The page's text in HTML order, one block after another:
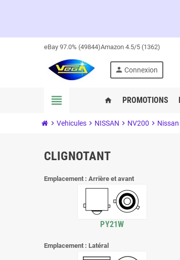
eBay 97.0% (49844)Amazon 4.5/5 (1362)
person Connexion
view_headline home PROMOTIONS
chevron_right Vehicules chevron_right NISSAN chevron_right NV200 chevron_right
CLIGNOTANT
Emplacement : Arrière et avant
PY21W
Emplacement : Latéral